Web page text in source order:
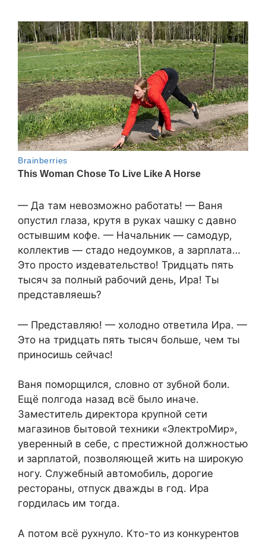
— Да там невозможно работать! — Ваня
опустил глаза, крутя в руках чашку с давно
остывшим кофе. — Начальник — самодур,
коллектив — стадо недоумков, а зарплата…
Это просто издевательство! Тридцать пять
тысяч за полный рабочий день, Ира! Ты
представляешь?
— Представляю! — холодно ответила Ира. —
Это на тридцать пять тысяч больше, чем ты
приносишь сейчас!
Ваня поморщился, словно от зубной боли.
Ещё полгода назад всё было иначе.
Заместитель директора крупной сети
магазинов бытовой техники «ЭлектроМир»,
уверенный в себе, с престижной должностью
и зарплатой, позволяющей жить на широкую
ногу. Служебный автомобиль, дорогие
рестораны, отпуск дважды в год. Ира
гордилась им тогда.
А потом всё рухнуло. Кто-то из конкурентов